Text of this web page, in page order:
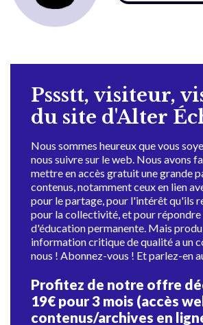
Pssstt, visiteur,
du site d'Alter
Nous sommes heureux que vous
nous suivre sur le web. Nous avons
mettre en accès gratuit une grande
contenus, notamment ceux en lien
pour le partage, pour l'intérêt qu'ils
pour la collectivité, et pour répondre
d'éducation permanente. Mais
information critique de qualité a un
nous ! Abonnez-vous ! Et parlez-en
Profitez de notre offre
19€ pour 3 mois (accès
contenus/archives en